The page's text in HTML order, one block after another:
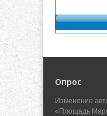
Опрос
Изменение
«Площадь